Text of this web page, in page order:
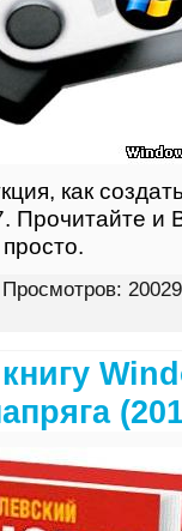
как
Прочитайте и